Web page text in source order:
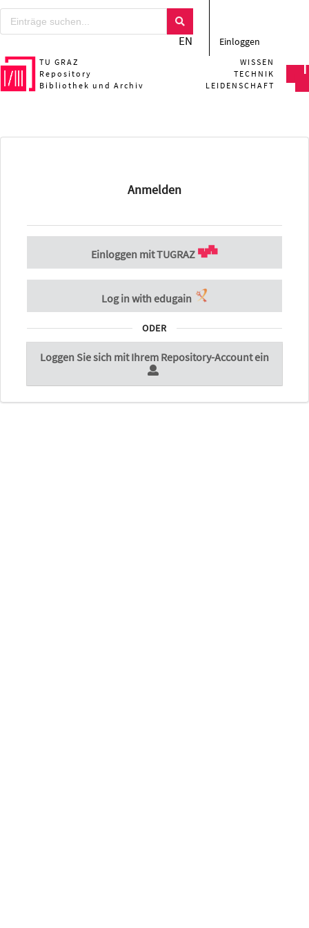
EN Einloggen
TU GRAZ
Repository
Bibliothek und Archiv
WISSEN
TECHNIK
LEIDENSCHAFT
Anmelden
Einloggen mit TUGRAZ
Log in with edugain
ODER
Loggen Sie sich mit Ihrem Repository-Account ein